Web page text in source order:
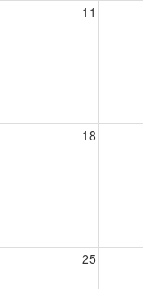
11
18
25